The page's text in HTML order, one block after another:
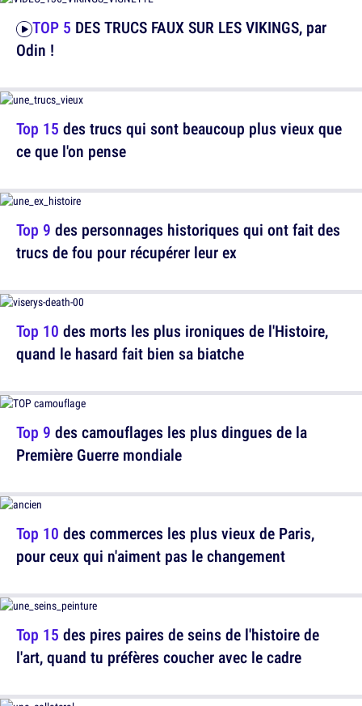
Top 15 des trucs qui sont beaucoup plus vieux que
ce que l'on pense
Top 10 des morts les plus ironiques de l'Histoire,
quand le hasard fait bien sa biatche
Top 10 des commerces les plus vieux de Paris,
pour ceux qui n'aiment pas le changement
TOP 5 DES TRUCS FAUX SUR LES VIKINGS, par
Odin !
Top 9 des personnages historiques qui ont fait des
trucs de fou pour récupérer leur ex
Top 9 des camouflages les plus dingues de la
Première Guerre mondiale
Top 15 des pires paires de seins de l'histoire de
l'art, quand tu préfères coucher avec le cadre